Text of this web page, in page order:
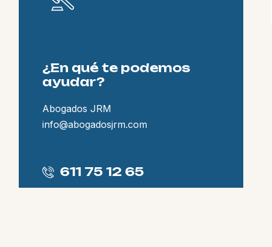
¿En qué te podemos
ayudar?
Abogados JRM
info@abogadosjrm.com
611 75 12 65